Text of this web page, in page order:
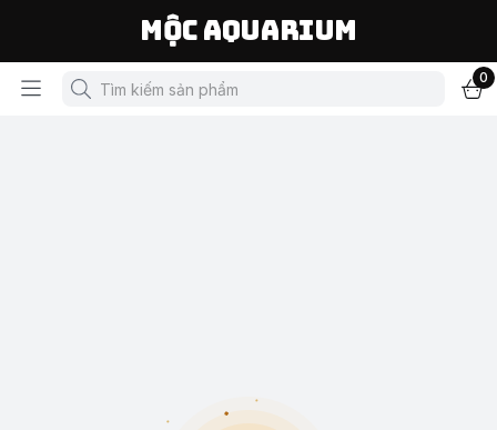
Mộc Aquarium
0